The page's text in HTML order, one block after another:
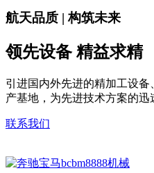
航天品质 | 构筑未来
领先设备 精益求精
引进国内外先进的精加工设
产基地，为先进技术方案的迅
联系我们